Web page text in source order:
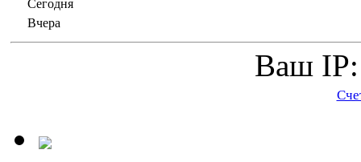
Сегодня
Вчера
Ваш IP: